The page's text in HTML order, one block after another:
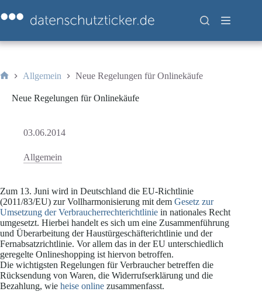
Inhalt
springen
Allgemein Neue Regelungen für Onlinekäufe
Neue Regelungen für Onlinekäufe
03.06.2014
Allgemein
Zum 13. Juni wird in Deutschland die EU-Richtlinie
(2011/83/EU) zur Vollharmonisierung mit dem Gesetz zur
Umsetzung der Verbraucherrechterichtlinie in nationales Recht
umgesetzt. Hierbei handelt es sich um eine Zusammenführung
und Überarbeitung der Haustürgeschäfterichtlinie und der
Fernabsatzrichtlinie. Vor allem das in der EU unterschiedlich
geregelte Onlineshopping ist hiervon betroffen.
Die wichtigsten Regelungen für Verbraucher betreffen die
Rücksendung von Waren, die Widerrufserklärung und die
Bezahlung, wie heise online zusammenfasst.